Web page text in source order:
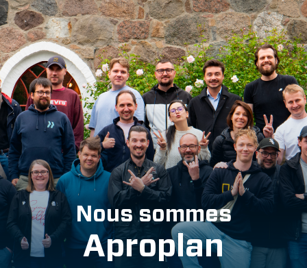
Nous sommes
Aproplan